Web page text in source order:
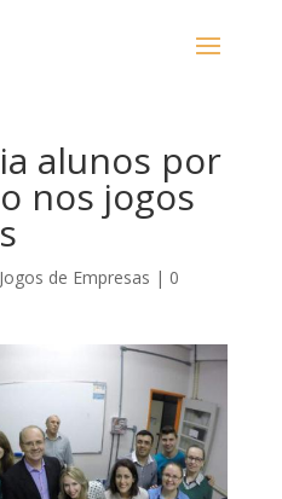
alunos por
nos jogos
Jogos de Empresas | 0